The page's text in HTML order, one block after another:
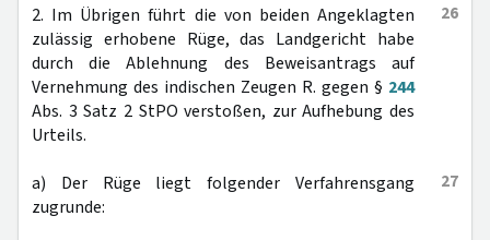
26
2. Im Übrigen führt die von beiden Angeklagten
zulässig erhobene Rüge, das Landgericht habe
durch die Ablehnung des Beweisantrags auf
Vernehmung des indischen Zeugen R. gegen § 244
Abs. 3 Satz 2 StPO verstoßen, zur Aufhebung des
Urteils.
27
a) Der Rüge liegt folgender Verfahrensgang
zugrunde: